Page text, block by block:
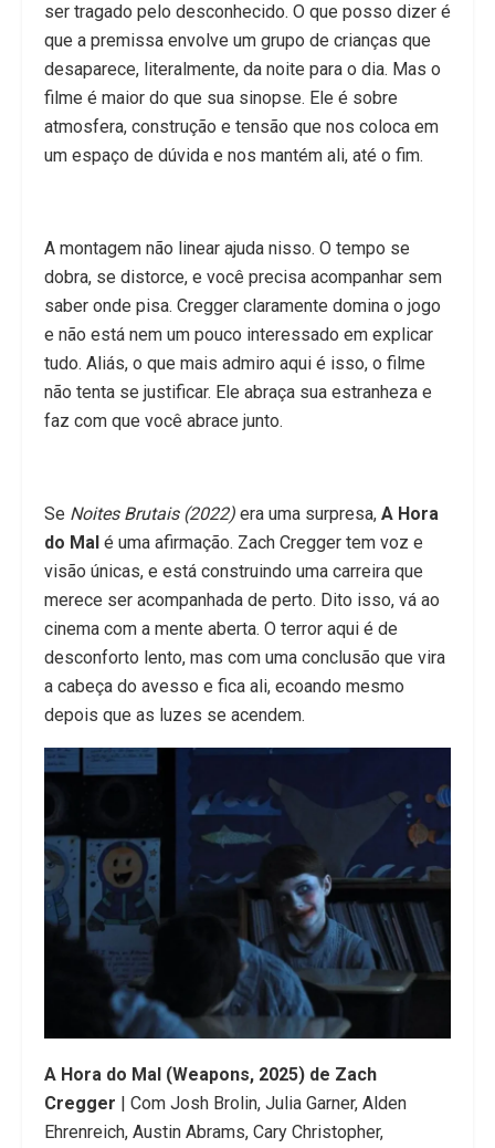
ser tragado pelo desconhecido. O que posso dizer é
que a premissa envolve um grupo de crianças que
desaparece, literalmente, da noite para o dia. Mas o
filme é maior do que sua sinopse. Ele é sobre
atmosfera, construção e tensão que nos coloca em
um espaço de dúvida e nos mantém ali, até o fim.
A montagem não linear ajuda nisso. O tempo se
dobra, se distorce, e você precisa acompanhar sem
saber onde pisa. Cregger claramente domina o jogo
e não está nem um pouco interessado em explicar
tudo. Aliás, o que mais admiro aqui é isso, o filme
não tenta se justificar. Ele abraça sua estranheza e
faz com que você abrace junto.
Se Noites Brutais (2022) era uma surpresa, A Hora
do Mal é uma afirmação. Zach Cregger tem voz e
visão únicas, e está construindo uma carreira que
merece ser acompanhada de perto. Dito isso, vá ao
cinema com a mente aberta. O terror aqui é de
desconforto lento, mas com uma conclusão que vira
a cabeça do avesso e fica ali, ecoando mesmo
depois que as luzes se acendem.
A Hora do Mal (Weapons, 2025) de Zach
Cregger | Com Josh Brolin, Julia Garner, Alden
Ehrenreich, Austin Abrams, Cary Christopher,